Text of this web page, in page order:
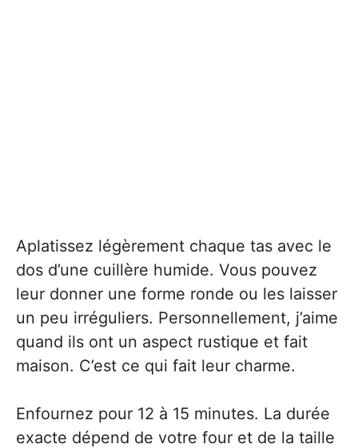
Aplatissez légèrement chaque tas avec le
dos d’une cuillère humide. Vous pouvez
leur donner une forme ronde ou les laisser
un peu irréguliers. Personnellement, j’aime
quand ils ont un aspect rustique et fait
maison. C’est ce qui fait leur charme.
Enfournez pour 12 à 15 minutes. La durée
exacte dépend de votre four et de la taille